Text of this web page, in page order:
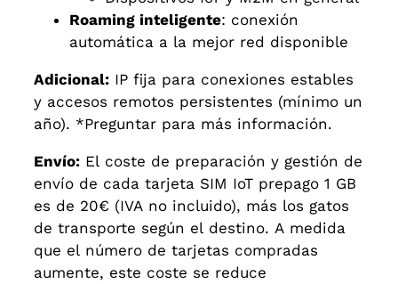
Roaming inteligente: conexión
automática a la mejor red disponible
Adicional: IP fija para conexiones estables
y accesos remotos persistentes (mínimo un
año). *Preguntar para más información.
Envío: El coste de preparación y gestión de
envío de cada tarjeta SIM IoT prepago 1 GB
es de 20€ (IVA no incluido), más los gatos
de transporte según el destino. A medida
que el número de tarjetas compradas
aumente, este coste se reduce